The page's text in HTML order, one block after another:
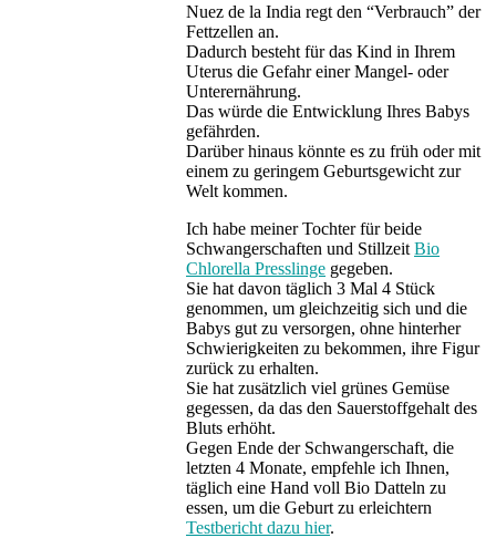
Nuez de la India regt den “Verbrauch” der
Fettzellen an.
Dadurch besteht für das Kind in Ihrem
Uterus die Gefahr einer Mangel- oder
Unterernährung.
Das würde die Entwicklung Ihres Babys
gefährden.
Darüber hinaus könnte es zu früh oder mit
einem zu geringem Geburtsgewicht zur
Welt kommen.
Ich habe meiner Tochter für beide
Schwangerschaften und Stillzeit Bio
Chlorella Presslinge gegeben.
Sie hat davon täglich 3 Mal 4 Stück
genommen, um gleichzeitig sich und die
Babys gut zu versorgen, ohne hinterher
Schwierigkeiten zu bekommen, ihre Figur
zurück zu erhalten.
Sie hat zusätzlich viel grünes Gemüse
gegessen, da das den Sauerstoffgehalt des
Bluts erhöht.
Gegen Ende der Schwangerschaft, die
letzten 4 Monate, empfehle ich Ihnen,
täglich eine Hand voll Bio Datteln zu
essen, um die Geburt zu erleichtern
Testbericht dazu hier.